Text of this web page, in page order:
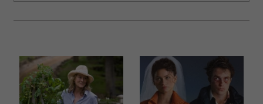
społecznościowym, reklamowym i analitycznym.
Partnerzy mogą połączyć te informacje z innymi danymi
otrzymanymi od Ciebie lub uzyskanymi podczas
korzystania z ich usług.